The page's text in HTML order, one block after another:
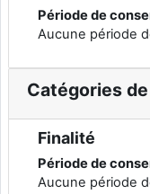
Période de
Aucune période
Catégories
Finalité
Période de
Aucune période